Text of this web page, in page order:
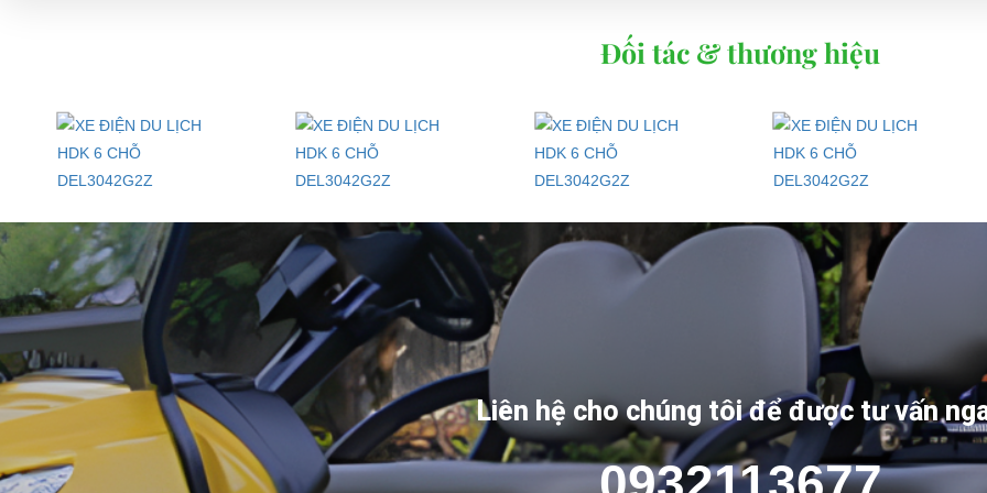
Hãng sản xuất HDK
Bảo hành Khung xe, motor 2 năm
Bảo hành Ác quy, bộ điều khiển
1 năm
NGOẠI HÌNH
Chiều dài x Chiều rộng x Chiều cao 4960mm x 1480mm x 1980mm
Chiều cao yên xe 790mm
Bánh xe và Lốp xe 10" x 10"
Mầu sắc có bán Trắng, xanh, đen, đỏ
Đối tác & thương hiệu
Liên hệ cho chúng tôi để được tư vấn